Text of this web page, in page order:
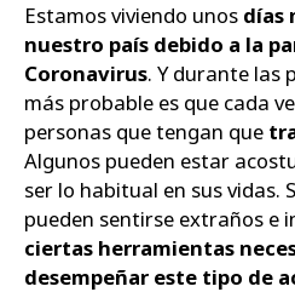
Estamos viviendo unos días
nuestro país debido a la
Coronavirus. Y durante las
más probable es que cada
personas que tengan que
Algunos pueden estar
ser lo habitual en sus vidas.
pueden sentirse extraños e
ciertas herramientas
desempeñar este tipo de